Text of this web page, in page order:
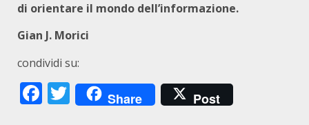
di orientare il mondo dell’informazione.
Gian J. Morici
condividi su:
Facebook
Twitter
Share Post